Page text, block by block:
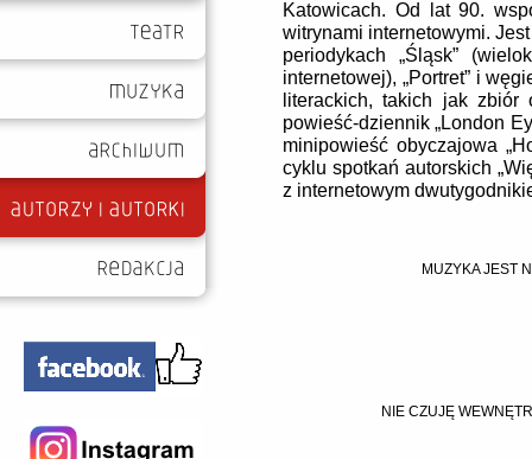
Katowicach. Od lat 90.
witrynami internetowymi.
periodykach „Śląsk”
internetowej), „Portret” i
literackich, takich jak zbiór
powieść-dziennik „London
minipowieść obyczajowa
cyklu spotkań autorskich
z internetowym
MUZYKA JEST
NIE CZUJĘ